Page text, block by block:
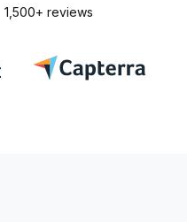
1,500+ reviews